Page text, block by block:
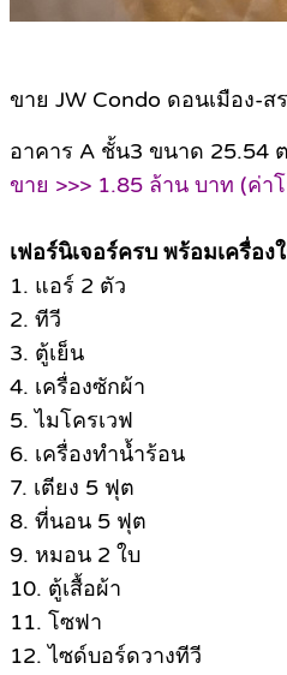
ขาย JW Condo ดอนเมือง-ส
อาคาร A ชั้น3 ขนาด 25.54
ขาย >>> 1.85 ล้าน บาท (ค่า
เฟอร์นิเจอร์ครบ พร้อมเครื่อง
1. แอร์ 2 ตัว
2. ทีวี
3. ตู้เย็น
4. เครื่องซักผ้า
5. ไมโครเวฟ
6. เครื่องทำน้ำร้อน
7. เตียง 5 ฟุต
8. ที่นอน 5 ฟุต
9. หมอน 2 ใบ
10. ตู้เสื้อผ้า
11. โซฟา
12. ไซด์บอร์ดวางทีวี